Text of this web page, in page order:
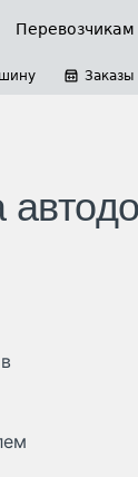
Перевозчикам
Заказы